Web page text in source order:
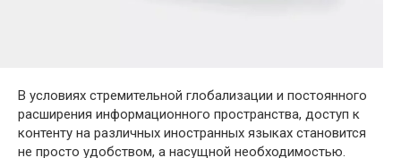
В условиях стремительной глобализации и постоянного
расширения информационного пространства, доступ к
контенту на различных иностранных языках становится
не просто удобством, а насущной необходимостью.